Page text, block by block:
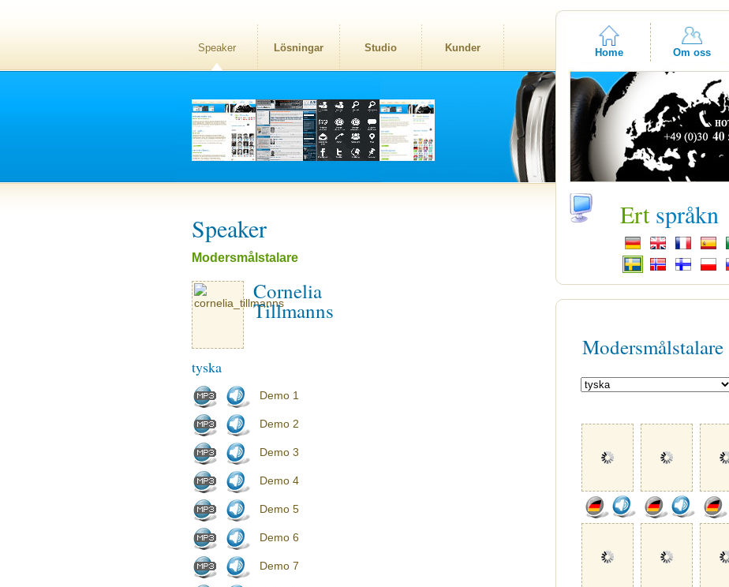
Speaker Lösningar Studio Kunder Home Om oss
Speaker
Modersmålstalare
Cornelia
Tillmanns
tyska
Demo 1
Demo 2
Demo 3
Demo 4
Demo 5
Demo 6
Demo 7
Ert språkn
Modersmålstalare